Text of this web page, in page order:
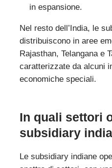
in espansione.
Nel resto dell’India, le
distribuiscono in aree
Rajasthan, Telangana e
caratterizzate da alcuni
economiche speciali.
In quali settori
subsidiary
Le subsidiary indiane